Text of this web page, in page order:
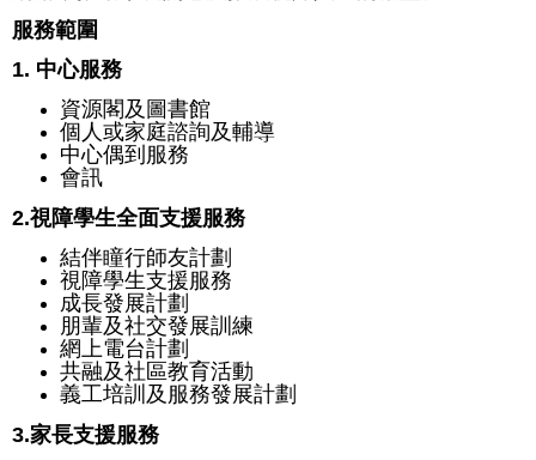
服務範圍
1. 中心服務
資源閣及圖書館
個人或家庭諮詢及輔導
中心偶到服務
會訊
2.視障學生全面支援服務
結伴瞳行師友計劃
視障學生支援服務
成長發展計劃
朋輩及社交發展訓練
網上電台計劃
共融及社區教育活動
義工培訓及服務發展計劃
3.家長支援服務